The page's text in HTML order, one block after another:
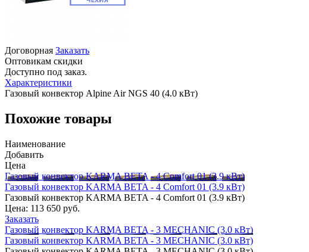
Договорная Заказать
Оптовикам скидки
Доступно под заказ.
Характеристики
Газовый конвектор Alpine Air NGS 40 (4.0 кВт)
Похожие товары
Наименование
Добавить
Цена
Газовый конвектор KARMA BETA - 4 Comfort 01 (3.9 кВт)
Газовый конвектор KARMA BETA - 4 Comfort 01 (3.9 кВт)
Газовый конвектор KARMA BETA - 4 Comfort 01 (3.9 кВт)
Цена: 113 650 руб.
Заказать
Газовый конвектор KARMA BETA - 3 MECHANIC (3.0 кВт)
Газовый конвектор KARMA BETA - 3 MECHANIC (3.0 кВт)